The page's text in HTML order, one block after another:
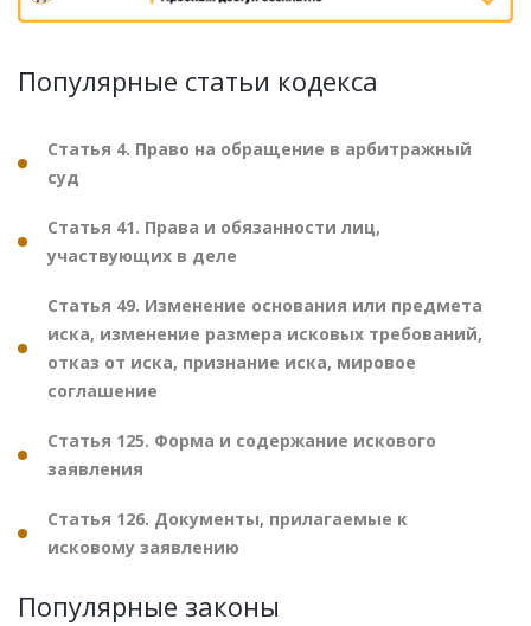
Популярные статьи кодекса
Статья 4. Право на обращение в арбитражный
суд
Статья 41. Права и обязанности лиц,
участвующих в деле
Статья 49. Изменение основания или предмета
иска, изменение размера исковых требований,
отказ от иска, признание иска, мировое
соглашение
Статья 125. Форма и содержание искового
заявления
Статья 126. Документы, прилагаемые к
исковому заявлению
Популярные законы